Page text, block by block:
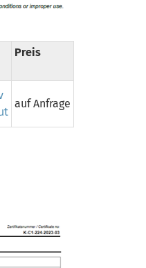
Preis
auf Anfrage